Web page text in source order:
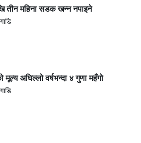
तीन महिना सडक खन्न नपाइने
मूल्य अघिल्लो वर्षभन्दा ४ गुणा महँगो